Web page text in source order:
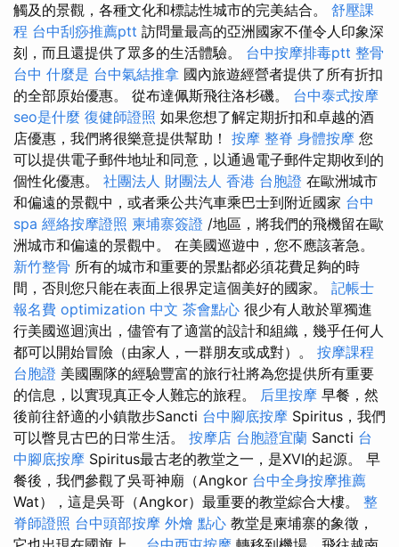
觸及的景觀，各種文化和標誌性城市的完美結合。 舒壓課
程 台中刮痧推薦ptt 訪問量最高的亞洲國家不僅令人印象深
刻，而且還提供了眾多的生活體驗。 台中按摩排毒ptt 整骨
台中 什麼是 台中氣結推拿 國內旅遊經營者提供了所有折扣
的全部原始優惠。 從布達佩斯飛往洛杉磯。 台中泰式按摩
seo是什麼 復健師證照 如果您想了解定期折扣和卓越的酒
店優惠，我們將很樂意提供幫助！ 按摩 整脊 身體按摩 您
可以提供電子郵件地址和同意，以通過電子郵件定期收到的
個性化優惠。 社團法人 財團法人 香港 台胞證 在歐洲城市
和偏遠的景觀中，或者乘公共汽車乘巴士到附近國家 台中
spa 經絡按摩證照 柬埔寨簽證 /地區，將我們的飛機留在歐
洲城市和偏遠的景觀中。 在美國巡遊中，您不應該著急。
新竹整骨 所有的城市和重要的景點都必須花費足夠的時
間，否則您只能在表面上很界定這個美好的國家。 記帳士
報名費 optimization 中文 茶會點心 很少有人敢於單獨進
行美國巡迴演出，儘管有了適當的設計和組織，幾乎任何人
都可以開始冒險（由家人，一群朋友或成對）。 按摩課程
台胞證 美國團隊的經驗豐富的旅行社將為您提供所有重要
的信息，以實現真正令人難忘的旅程。 后里按摩 早餐，然
後前往舒適的小鎮散步Sancti 台中腳底按摩 Spiritus，我們
可以瞥見古巴的日常生活。 按摩店 台胞證宜蘭 Sancti 台
中腳底按摩 Spiritus最古老的教堂之一，是XVI的起源。 早
餐後，我們參觀了吳哥神廟（Angkor 台中全身按摩推薦
Wat），這是吳哥（Angkor）最重要的教堂綜合大樓。 整
脊師證照 台中頭部按摩 外燴 點心 教堂是柬埔寨的象徵，